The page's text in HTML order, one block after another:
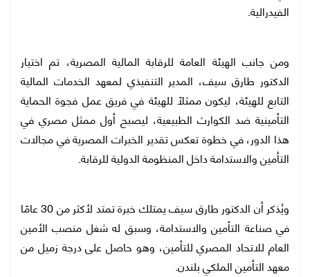
الفيدرالية.
ومن جانب الهيئة العامة للرقابة المالية المصرية، تم اختيار
الدكتور طارق سيف، المدير التنفيذي لمعهد الخدمات المالية
التابع للهيئة، ليكون ممثلًا للهيئة في فريق عمل فجوة الحماية
التأمينية ضد الكوارث الطبيعية، ليصبح أول ممثل مصري في
هذا الدور، في خطوة تعكس تقدير الخبرات المصرية في مجالات
التأمين والاستدامة داخل المنظومة الدولية للرقابة.
ويُذكر أن الدكتور طارق سيف يمتلك خبرة تمتد لأكثر من 30 عامًا
في صناعة التأمين والاستدامة، وسبق له شغل منصب الأمين
العام للاتحاد المصري للتأمين، وهو حاصل على درجة زميل من
معهد التأمين الملكي بلندن.